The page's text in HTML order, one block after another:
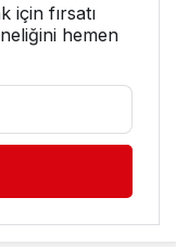
için fırsatı
hemen